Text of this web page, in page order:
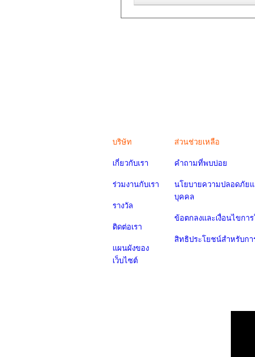
บริษัท
เกี่ยวกับเรา
ร่วมงานกับเรา
รางวัล
ติดต่อเรา
แผนผังของ
เว็บไซต์
ส่วนช่วยเหลือ
คำถามที่พบบ่อย
นโยบายความปลอดภัย
บุคคล
ข้อตกลงและเงื่อนไขกา
สิทธิประโยชน์สำหรับกา